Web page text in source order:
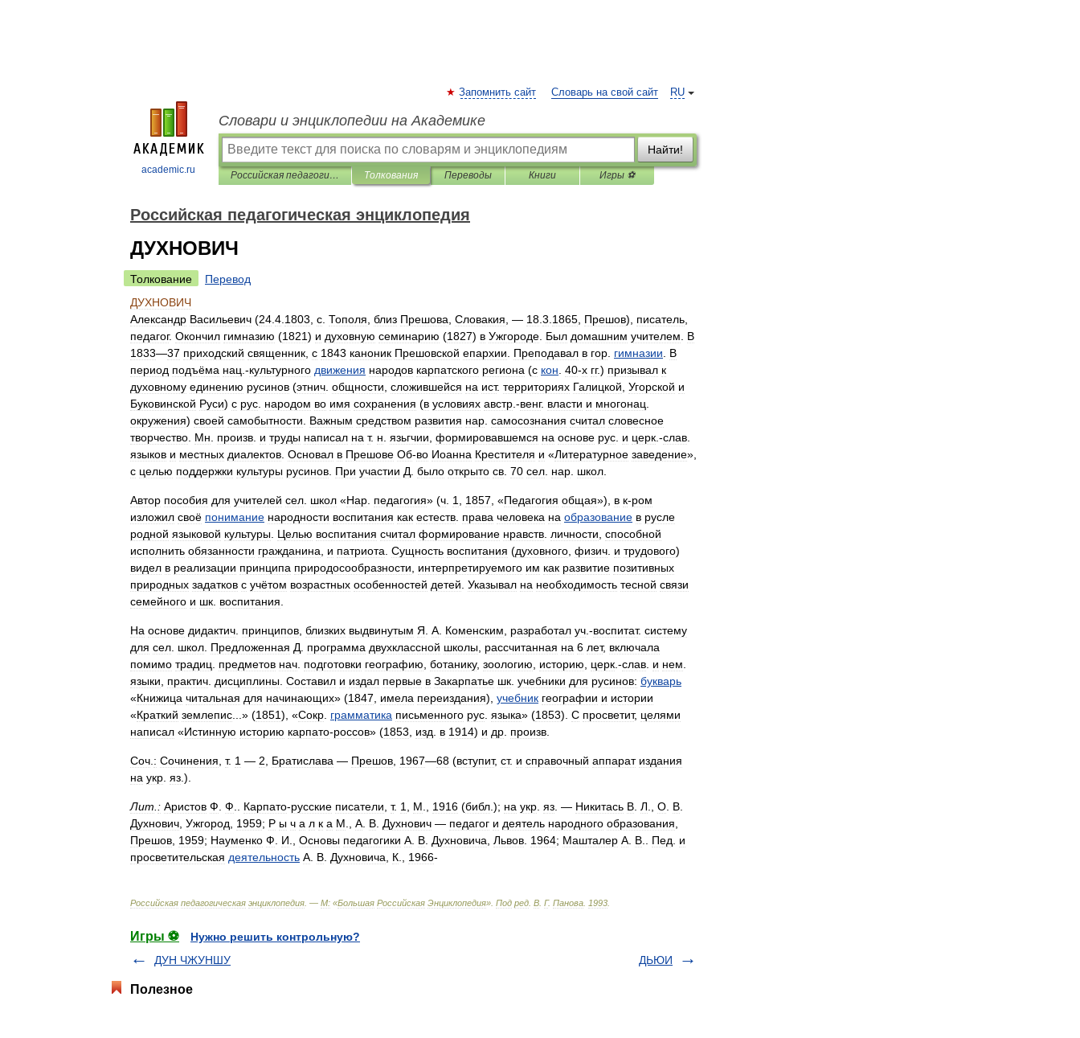
academic.ru
RU
Запомнить сайт Словарь на свой сайт
Словари и энциклопедии на Академике
Найти!
Российская педагогическая энциклопедия Толкования Переводы Книги Игры ⚽
Российская педагогическая энциклопедия
ДУХНОВИЧ
Толкование
Перевод
ДУХНОВИЧ
Александр Васильевич (24 4 1803 с Тополя близ Прешова Словакия , — 18 3 1865 Прешов), писатель
педагог. Окончил гимназию (1821) и духовную семинарию (1827) в Ужгороде Был домашним учителем
В
1833—37 приходский священник с 1843 каноник Прешовской епархии Преподавал в гор гимназии
В
период подъёма нац .-культурного движения народов карпатского региона (с кон 40-х гг.) призывал к
духовному единению русинов (этнич общности сложившейся на ист. территориях Галицкой Угорской и
Буковинской Руси) с рус народом во имя сохранения (в условиях австр .-венг. власти и многонац
окружения) своей самобытности Важным средством развития нар самосознания считал словесное
творчество Мн произв и труды написал на т. н язьгчии формировавшемся на основе рус и церк .-слав
языков и местных диалектов Основал в Прешове Об-во Иоанна Крестителя и «Литературное заведение»,
с целью поддержки культуры русинов При участии Д было открыто св 70 сел нар школ
Автор пособия для учителей сел школ «Нар педагогия» (ч 1 1857 , «Педагогия общая»), в к-ром
изложил своё понимание народности воспитания как естеств права человека на образование в русле
родной языковой культуры Целью воспитания считал формирование нравств личности способной
исполнить обязанности гражданина и патриота Сущность воспитания (духовного физич и трудового)
видел в реализации принципа природосообразности интерпретируемого им как развитие позитивных
природных задатков с учётом возрастных особенностей детей Указывал на необходимость тесной связи
семейного и шк воспитания
На основе дидактич принципов близких выдвинутым Я А Коменским разработал уч .-воспитат. систему
для сел школ Предложенная Д программа двухклассной школы рассчитанная на 6 лет, включала
помимо традиц предметов нач подготовки географию ботанику, зоологию историю церк .-слав и нем
языки
практич дисциплины Составил и издал первые в Закарпатье шк учебники для русинов: букварь
«Книжица читальная для начинающих» (1847 имела переиздания), учебник географии и истории
«Краткий землепис ...» (1851), «Сокр грамматика письменного рус языка» (1853). С просветит, целями
написал «Истинную историю карпато-россов» (1853 изд в 1914) и др произв
Соч : Сочинения т. 1 — 2 Братислава — Прешов 1967—68 (вступит, ст. и справочный аппарат издания
на укр яз .).
Лит : Аристов Ф Ф Карпато-русские писатели т. 1 М 1916 (библ .); на укр яз . — Никитась В Л О В
Духнович Ужгород 1959; P ы ч а л к а М А В Духнович — педагог и деятель народного образования
Прешов 1959; Науменко Ф И Основы педагогики А В Духновича Львов 1964; Машталер А В Пед
и
просветительская деятельность А В Духновича К 1966-
Российская педагогическая энциклопедия . — М: «Большая Российская Энциклопедия» Под ред В Г. Панова 1993
Игры ⚽
Нужно решить контрольную?
ДУН ЧЖУНШУ
ДЬЮИ
Полезное